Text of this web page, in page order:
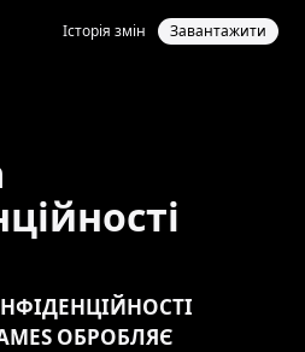
Історія змін Завантажити
ОБРОБЛЯЄ